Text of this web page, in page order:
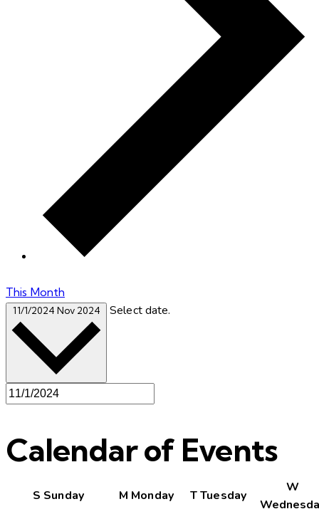
This Month
11/1/2024 Nov 2024 Select date.
Calendar of Events
S Sunday M Monday TTuesday
W